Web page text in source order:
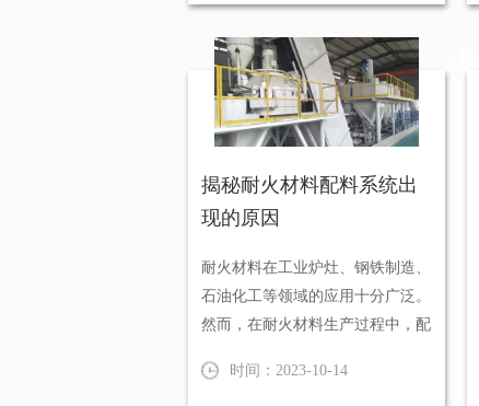
揭秘耐火材料配料系统出
现的原因
耐火材料在工业炉灶、钢铁制造、
石油化工等领域的应用十分广泛。
然而，在耐火材料生产过程中，配
确...
时间：2023-10-14